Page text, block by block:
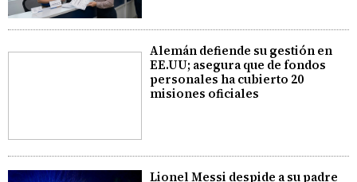
Alemán defiende su gestión en
EE.UU; asegura que de fondos
personales ha cubierto 20
misiones oficiales
Lionel Messi despide a su padre